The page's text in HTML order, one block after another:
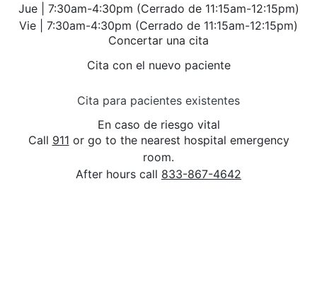
Jue | 7:30am-4:30pm (Cerrado de 11:15am-12:15pm)
Vie | 7:30am-4:30pm (Cerrado de 11:15am-12:15pm)
Concertar una cita
Cita con el nuevo paciente
Cita para pacientes existentes
En caso de riesgo vital
Call 911 or go to the nearest hospital emergency
room.
After hours call 833-867-4642